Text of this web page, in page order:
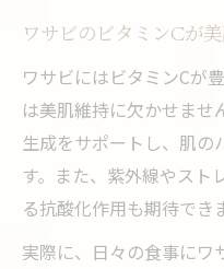
低カロリーな
ト
ワサビの効果
ワサビの栄養
ワサビのビタ
低カロリーで嬉し
低カロリーな
ワサビのビタミンCが
ワサビにはビタミンCが
は美肌維持に欠かせませ
生成をサポートし、肌の
す。また、紫外線やスト
る抗酸化作用も期待でき
実際に、日々の食事にワ